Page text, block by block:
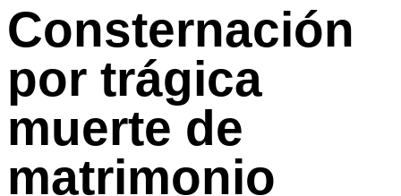
Consternación
por trágica
muerte de
matrimonio